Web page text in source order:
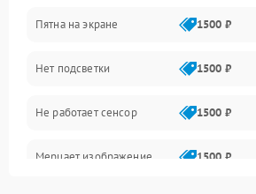
Проблемы с питанием, зарядкой и
Проблемы с работой системы,
Пятна на экране 1500 ₽
Нет подсветки 1500 ₽
Не работает сенсор 1500 ₽
Мерцает изображение 1500 ₽